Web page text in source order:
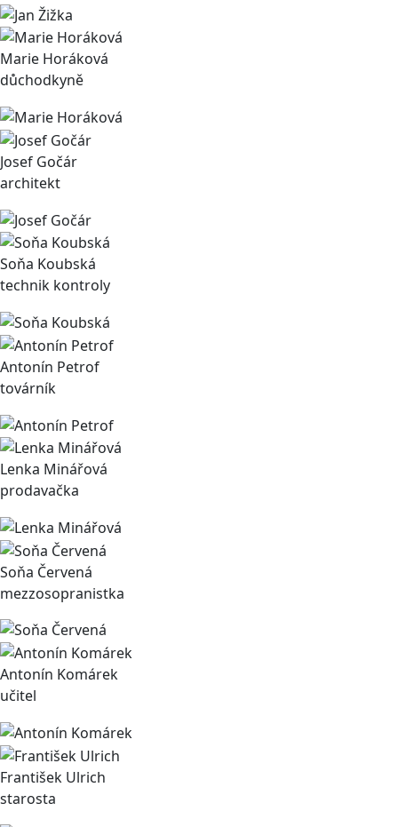
Marie Horáková
důchodkyně
Josef Gočár
architekt
Soňa Koubská
technik kontroly
Antonín Petrof
továrník
Lenka Minářová
prodavačka
Soňa Červená
mezzosopranistka
Antonín Komárek
učitel
František Ulrich
starosta